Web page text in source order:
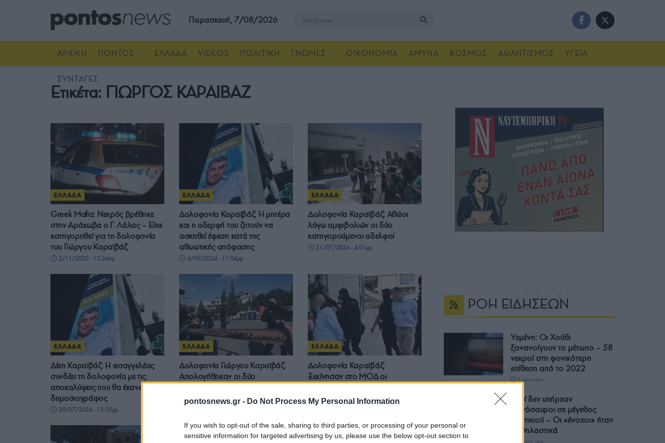
pontosnews.gr - Do Not Process My Personal Information
If you wish to opt-out of the sale, sharing to third parties, or processing of your personal or
sensitive information for targeted advertising by us, please use the below opt-out section to
Παρασκευή, 7/08/2026
ΑΡΧΙΚΗ ΠΟΝΤΟΣ ΕΛΛΑΔΑ VIDEOS ΠΟΛΙΤΙΚΗ ΓΝΩΜΕΣ ΟΙΚΟΝΟΜΙΑ ΑΜΥΝΑ ΚΟΣΜΟΣ ΑΘΛΗΤΙΣΜΟΣ ΥΓΕΙΑ
ΣΥΝΤΑΓΕΣ
Ετικέτα: ΓΙΩΡΓΟΣ ΚΑΡΑΙΒΑΖ
ΕΛΛΑΔΑ
Greek Mafia: Νεκρός βρέθηκε
στην Αράχωβα ο Γ. Λάλας – Είχε
κατηγορηθεί για τη δολοφονία
του Γιώργου Καραϊβάζ
2/11/2025 - 12:24πμ
ΕΛΛΑΔΑ
Δολοφονία Καραϊβάζ: Η μητέρα
και η αδερφή του ζητούν να
ασκηθεί έφεση κατά της
αθωωτικής απόφασης
6/09/2024 - 11:04μμ
ΕΛΛΑΔΑ
Δολοφονία Καραϊβάζ: Αθώοι
λόγω αμφιβολιών οι δύο
κατηγορούμενοι αδελφοί
31/07/2024 - 4:01μμ
ΕΛΛΑΔΑ
Δίκη Καραϊβάζ: Η εισαγγελέας
συνδέει τη δολοφονία με τις
αποκαλύψεις που θα έκανε ο
δημοσιογράφος
29/07/2024 - 12:55μμ
ΕΛΛΑΔΑ
Δολοφονία Γιώργου Καραϊβάζ:
Απολογήθηκαν οι δύο
κατηγορίες
ΕΛΛΑΔΑ
Δολοφονία Καραϊβάζ:
Ξεκίνησαν στο ΜΟΔ οι
του δημοσιογράφου
ΡΟΗ ΕΙΔΗΣΕΩΝ
Υεμένη: Οι Χούθι
ξανανοίγουν το μέτωπο – 58
νεκροί στη φονικότερη
επίθεση από το 2022
8 ώρες πριν
Γιατί δεν υπήρχαν
δεινόσαυροι σε μέγεθος
ποντικιού – Οι «ένοχοι» ήταν
τα θηλαστικά
8 ώρες πριν